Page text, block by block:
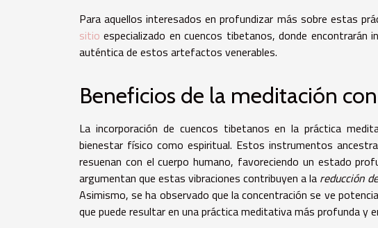
Para aquellos interesados en profundizar más sobre estas
sitio especializado en cuencos tibetanos, donde encontrarán
auténtica de estos artefactos venerables.
Beneficios de la meditación
La incorporación de cuencos tibetanos en la práctica
bienestar físico como espiritual. Estos instrumentos
resuenan con el cuerpo humano, favoreciendo un estado
argumentan que estas vibraciones contribuyen a la reducción
Asimismo, se ha observado que la concentración se ve
que puede resultar en una práctica meditativa más profunda y